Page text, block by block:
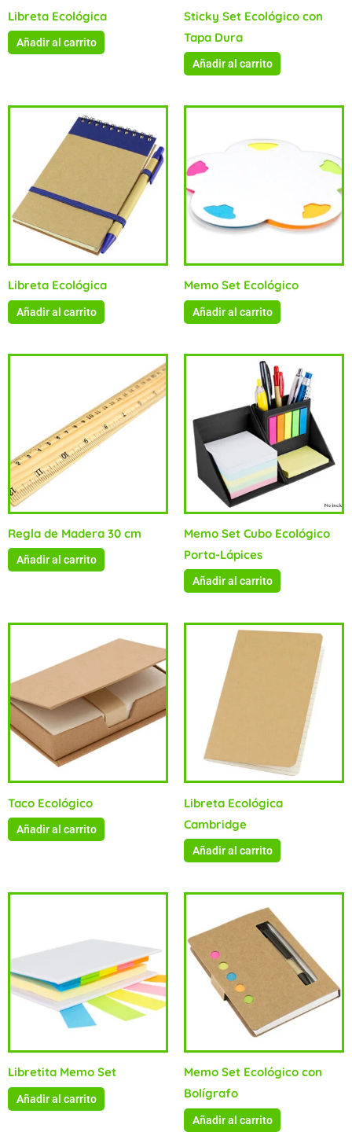
Libreta Ecológica
Añadir al carrito
Sticky Set Ecológico con
Tapa Dura
Añadir al carrito
Libreta Ecológica
Añadir al carrito
Memo Set Ecológico
Añadir al carrito
Regla de Madera 30 cm
Añadir al carrito
Memo Set Cubo Ecológico
Porta-Lápices
Añadir al carrito
Taco Ecológico
Añadir al carrito
Libreta Ecológica
Cambridge
Añadir al carrito
Libretita Memo Set
Añadir al carrito
Memo Set Ecológico con
Bolígrafo
Añadir al carrito